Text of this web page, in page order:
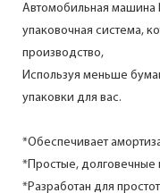
Автомобильная машина
упаковочная система,
производство,
Используя меньше
упаковки для вас.
*Обеспечивает
*Простые, долговечные
*Разработан для